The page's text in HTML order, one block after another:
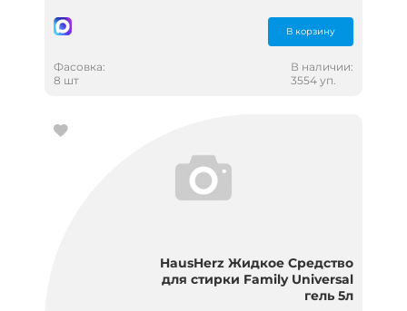
В корзину
Фасовка:
8 шт
В наличии:
3554 уп.
HausHerz Жидкое Средство
для стирки Family Universal
гель 5л